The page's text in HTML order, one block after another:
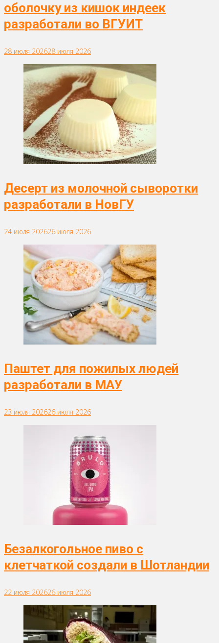
оболочку из кишок индеек
разработали во ВГУИТ
28 июля 202628 июля 2026
Десерт из молочной сыворотки
разработали в НовГУ
24 июля 202626 июля 2026
Паштет для пожилых людей
разработали в МАУ
23 июля 202626 июля 2026
Безалкогольное пиво с
клетчаткой создали в Шотландии
22 июля 202626 июля 2026